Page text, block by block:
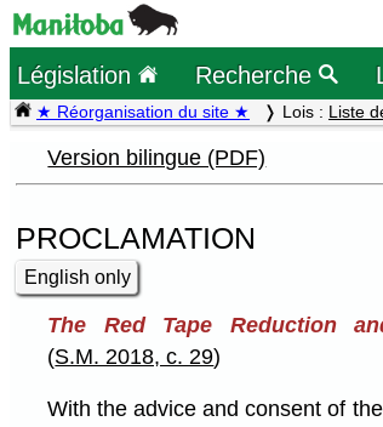
Législation Recherche
★ Réorganisation du site ★ Lois : Liste
Version bilingue (PDF)
PROCLAMATION
English only
The Red Tape Reduction
(S.M. 2018, c. 29)
With the advice and consent of